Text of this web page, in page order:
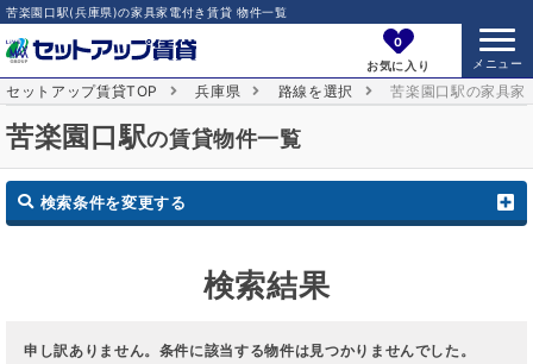
苦楽園口駅(兵庫県)の家具家電付き賃貸 物件一覧
0
お気に入り
セットアップ賃貸TOP 兵庫県 路線を選択 苦楽園口駅の家具家
苦楽園口駅の賃貸物件一覧
検索条件を変更する
検索結果
申し訳ありません。条件に該当する物件は見つかりませんでした。